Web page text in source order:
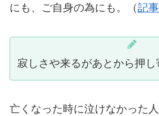
にも、ご自身の為にも。（記
寂しさや来るがあとから押
亡くなった時に泣けなかった